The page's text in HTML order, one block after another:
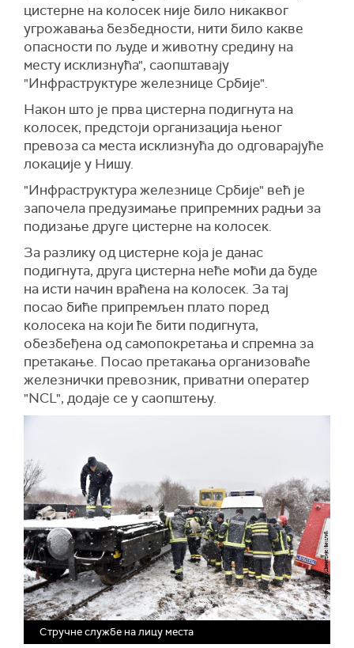
цистерне на колосек није било никаквог
угрожавања безбедности, нити било какве
опасности по људе и животну средину на
месту исклизнућа", саопштавају
"Инфраструктуре железнице Србије".
Након што је прва цистерна подигнута на
колосек, предстоји организација њеног
превоза са места исклизнућа до одговарајуће
локације у Нишу.
"Инфраструктура железнице Србије" већ је
започела предузимање припремних радњи за
подизање друге цистерне на колосек.
За разлику од цистерне која је данас
подигнута, друга цистерна неће моћи да буде
на исти начин враћена на колосек. За тај
посао биће припремљен плато поред
колосека на који ће бити подигнута,
обезбеђена од самопокретања и спремна за
претакање. Посао претакања организоваће
железнички превозник, приватни оператер
"NCL", додаје се у саопштењу.
Стручне службе на лицу места